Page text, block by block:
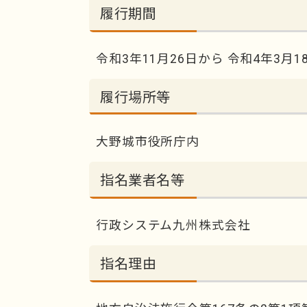
履行期間
令和3年11月26日から 令和4年3月
履行場所等
大野城市役所庁内
指名業者名等
行政システム九州株式会社
指名理由